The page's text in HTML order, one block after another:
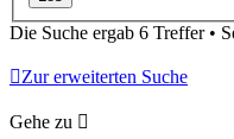
Die Suche ergab 6 Treffer •
Zur erweiterten Suche
Gehe zu